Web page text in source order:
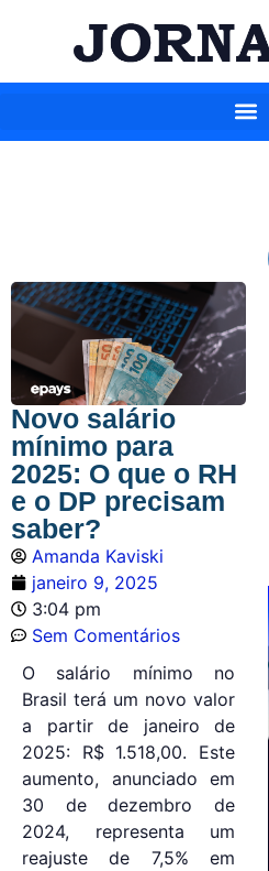
Novo salário
mínimo para
2025: O que o RH
e o DP precisam
saber?
Amanda Kaviski
janeiro 9, 2025
3:04 pm
Sem Comentários
O salário mínimo no
Brasil terá um novo valor
a partir de janeiro de
2025: R$ 1.518,00. Este
aumento, anunciado em
30 de dezembro de
2024, representa um
reajuste de 7,5% em